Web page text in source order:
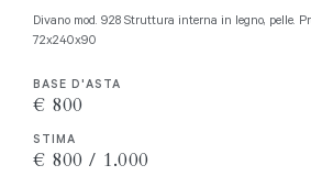
Divano mod. 928 Struttura interna in legno, pelle. Prod. Cassina, 1968 ca., cm
72x240x90
BASE D'ASTA
€ 800
STIMA
€ 800 / 1.000